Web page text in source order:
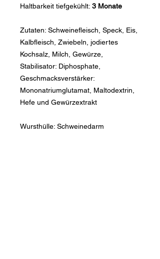
Haltbarkeit tiefgekühlt: 3 Monate
Zutaten: Schweinefleisch, Speck, Eis,
Kalbfleisch, Zwiebeln, jodiertes
Kochsalz, Milch, Gewürze,
Stabilisator: Diphosphate,
Geschmacksverstärker:
Mononatriumglutamat, Maltodextrin,
Hefe und Gewürzextrakt
Wursthülle: Schweinedarm